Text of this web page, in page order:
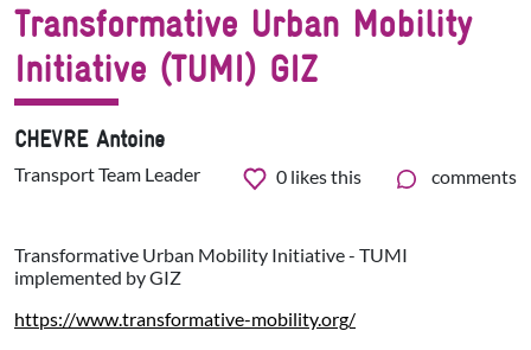
Transformative Urban Mobility
Initiative (TUMI) GIZ
CHEVRE Antoine
Transport Team Leader 0 likes this comments
Transformative Urban Mobility Initiative - TUMI
implemented by GIZ
https://www.transformative-mobility.org/